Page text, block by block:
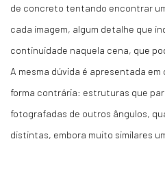
de concreto tentando encontrar
cada imagem, algum detalhe que
continuidade naquela cena, que
A mesma dúvida é apresentada
forma contrária: estruturas que
fotografadas de outros ângulos,
distintas, embora muito similares